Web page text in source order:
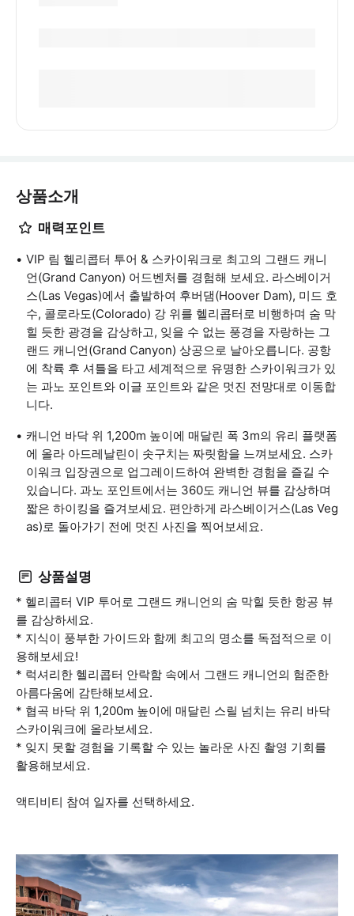
상품소개
매력포인트
VIP 림 헬리콥터 투어 & 스카이워크로 최고의 그랜드 캐니
언(Grand Canyon) 어드벤처를 경험해 보세요. 라스베이거
스(Las Vegas)에서 출발하여 후버댐(Hoover Dam), 미드 호
수, 콜로라도(Colorado) 강 위를 헬리콥터로 비행하며 숨 막
힐 듯한 광경을 감상하고, 잊을 수 없는 풍경을 자랑하는 그
랜드 캐니언(Grand Canyon) 상공으로 날아오릅니다. 공항
에 착륙 후 셔틀을 타고 세계적으로 유명한 스카이워크가 있
는 과노 포인트와 이글 포인트와 같은 멋진 전망대로 이동합
니다.
캐니언 바닥 위 1,200m 높이에 매달린 폭 3m의 유리 플랫폼
에 올라 아드레날린이 솟구치는 짜릿함을 느껴보세요. 스카
이워크 입장권으로 업그레이드하여 완벽한 경험을 즐길 수
있습니다. 과노 포인트에서는 360도 캐니언 뷰를 감상하며
짧은 하이킹을 즐겨보세요. 편안하게 라스베이거스(Las Veg
as)로 돌아가기 전에 멋진 사진을 찍어보세요.
상품설명
* 헬리콥터 VIP 투어로 그랜드 캐니언의 숨 막힐 듯한 항공 뷰
를 감상하세요.
* 지식이 풍부한 가이드와 함께 최고의 명소를 독점적으로 이
용해보세요!
* 럭셔리한 헬리콥터 안락함 속에서 그랜드 캐니언의 험준한
아름다움에 감탄해보세요.
* 협곡 바닥 위 1,200m 높이에 매달린 스릴 넘치는 유리 바닥
스카이워크에 올라보세요.
* 잊지 못할 경험을 기록할 수 있는 놀라운 사진 촬영 기회를
활용해보세요.
액티비티 참여 일자를 선택하세요.